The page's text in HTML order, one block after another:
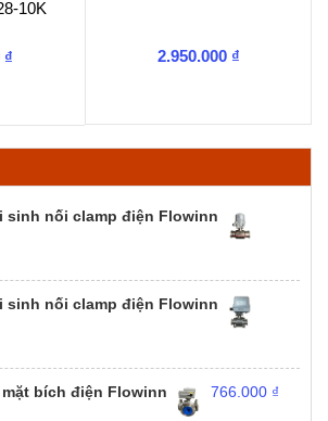
10K
₫ 2.950.000 ₫
sinh nối clamp điện Flowinn
sinh nối clamp điện Flowinn
bích điện Flowinn 766.000 ₫